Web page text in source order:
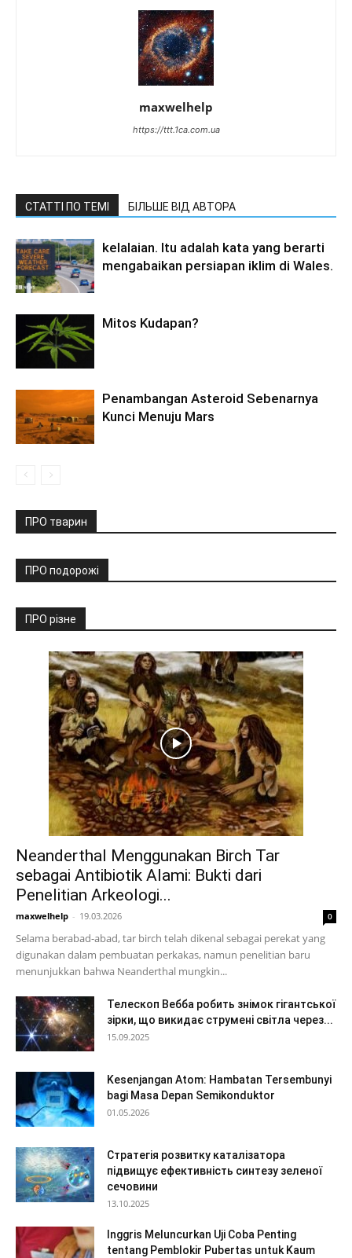
maxwelhelp
https://ttt.1ca.com.ua
СТАТТІ ПО ТЕМІ БІЛЬШЕ ВІД АВТОРА
kelalaian. Itu adalah kata yang berarti
mengabaikan persiapan iklim di Wales.
Mitos Kudapan?
Penambangan Asteroid Sebenarnya
Kunci Menuju Mars
ПРО тварин
ПРО подорожі
ПРО різне
Neanderthal Menggunakan Birch Tar
sebagai Antibiotik Alami: Bukti dari
Penelitian Arkeologi...
maxwelhelp - 19.03.2026 0
Selama berabad-abad, tar birch telah dikenal sebagai perekat yang
digunakan dalam pembuatan perkakas, namun penelitian baru
menunjukkan bahwa Neanderthal mungkin...
Телескоп Вебба робить знімок гігантської
зірки, що викидає струмені світла через...
15.09.2025
Kesenjangan Atom: Hambatan Tersembunyi
bagi Masa Depan Semikonduktor
01.05.2026
Стратегія розвитку каталізатора
підвищує ефективність синтезу зеленої
сечовини
13.10.2025
Inggris Meluncurkan Uji Coba Penting
tentang Pemblokir Pubertas untuk Kaum